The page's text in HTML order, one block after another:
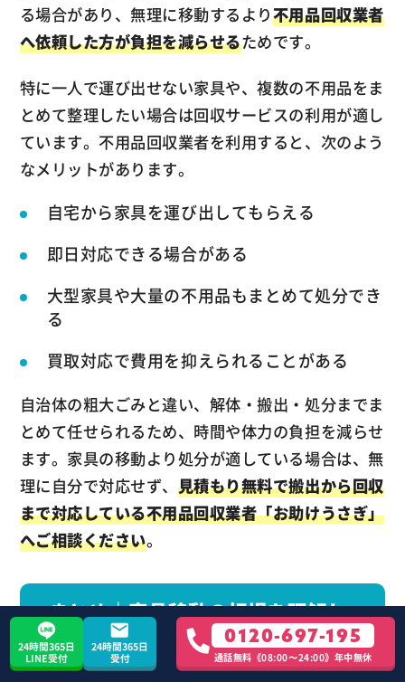
る場合があり、無理に移動するより不用品回収業者
へ依頼した方が負担を減らせるためです。
特に一人で運び出せない家具や、複数の不用品をま
とめて整理したい場合は回収サービスの利用が適し
ています。不用品回収業者を利用すると、次のよう
なメリットがあります。
自宅から家具を運び出してもらえる
即日対応できる場合がある
大型家具や大量の不用品もまとめて処分でき
る
買取対応で費用を抑えられることがある
自治体の粗大ごみと違い、解体・搬出・処分までま
とめて任せられるため、時間や体力の負担を減らせ
ます。家具の移動より処分が適している場合は、無
理に自分で対応せず、 見積もり無料で搬出から回収
まで対応している不用品回収業者「お助けうさぎ」
へご相談ください。
まとめ｜家具移動の相場を理解し
て最適な業者を選ぼう
24時間365日
LINE受付
24時間365日
受付
0120-697-195
通話無料《08:00〜24:00》年中無休